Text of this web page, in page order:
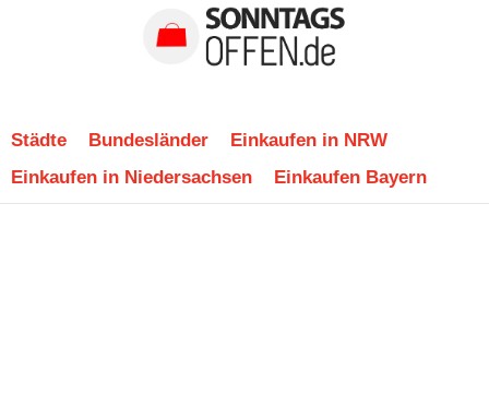
Städte Bundesländer
Einkaufen in NRW
Einkaufen in Niedersachsen
Einkaufen Bayern